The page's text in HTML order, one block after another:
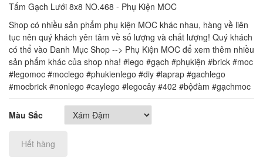
Tấm Gạch Lưới 8x8 NO.468 - Phụ Kiện MOC
Shop có nhiều sản phẩm phụ kiện MOC khác nhau, hàng về liên
tục nên quý khách yên tâm về số lượng và chất lượng! Quý khách
có thể vào Danh Mục Shop --> Phụ Kiện MOC để xem thêm nhiều
sản phẩm khác của shop nha! #lego #gạch #phụkiện #brick #moc
#legomoc #moclego #phukienlego #diy #laprap #gachlego
#mocbrick #nonlego #caylego #legocây #402 #bộđàm #gạchmoc
Màu Sắc
Hết hàng